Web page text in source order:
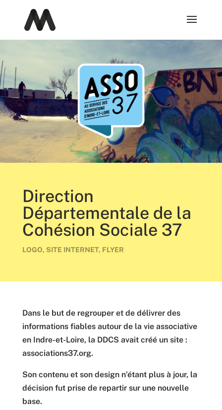
Direction
Départementale de la
Cohésion Sociale 37
LOGO, SITE INTERNET, FLYER
Dans le but de regrouper et de délivrer des
informations fiables autour de la vie associative
en Indre-et-Loire, la DDCS avait créé un site :
associations37.org.
Son contenu et son design n’étant plus à jour, la
décision fut prise de repartir sur une nouvelle
base.